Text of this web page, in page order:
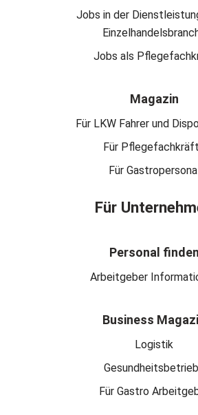
Jobs in der
Jobs als
Magazin
Für LKW Fahrer und
Für
Für Gastropersonal
Für
Personal finden
Arbeitgeber
Business
Logistik
Für Gastro